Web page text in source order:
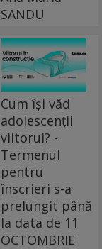
SANDU
Cum își văd
adolescenții
viitorul? -
Termenul
pentru
înscrieri s-a
prelungit până
la data de 11
OCTOMBRIE